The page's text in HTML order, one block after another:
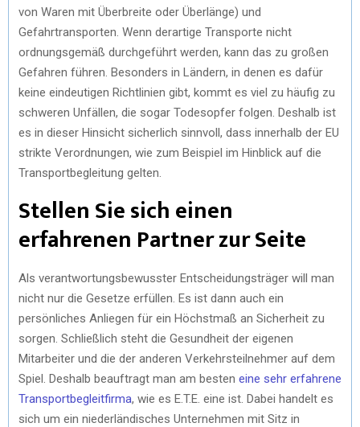
von Waren mit Überbreite oder Überlänge) und
Gefahrtransporten. Wenn derartige Transporte nicht
ordnungsgemäß durchgeführt werden, kann das zu großen
Gefahren führen. Besonders in Ländern, in denen es dafür
keine eindeutigen Richtlinien gibt, kommt es viel zu häufig zu
schweren Unfällen, die sogar Todesopfer folgen. Deshalb ist
es in dieser Hinsicht sicherlich sinnvoll, dass innerhalb der EU
strikte Verordnungen, wie zum Beispiel im Hinblick auf die
Transportbegleitung gelten.
Stellen Sie sich einen
erfahrenen Partner zur Seite
Als verantwortungsbewusster Entscheidungsträger will man
nicht nur die Gesetze erfüllen. Es ist dann auch ein
persönliches Anliegen für ein Höchstmaß an Sicherheit zu
sorgen. Schließlich steht die Gesundheit der eigenen
Mitarbeiter und die der anderen Verkehrsteilnehmer auf dem
Spiel. Deshalb beauftragt man am besten eine sehr erfahrene
Transportbegleitfirma, wie es E.T.E. eine ist. Dabei handelt es
sich um ein niederländisches Unternehmen mit Sitz in